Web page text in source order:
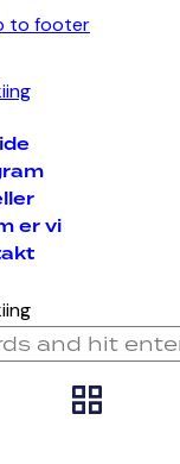
to footer
er vi